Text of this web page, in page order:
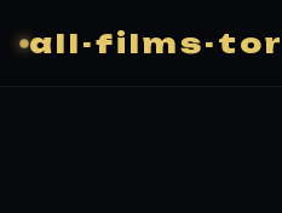
all-films-